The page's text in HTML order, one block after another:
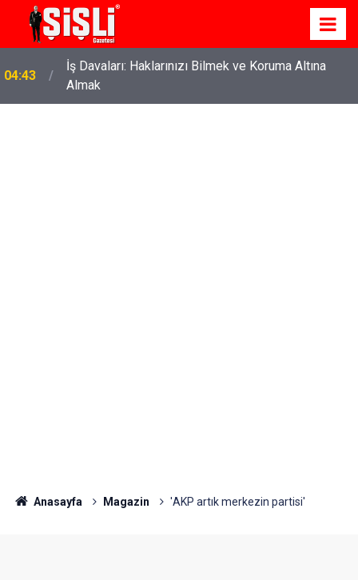
04:43
İş Davaları: Haklarınızı Bilmek ve Koruma Altına
Almak
Anasayfa Magazin 'AKP artık merkezin partisi'